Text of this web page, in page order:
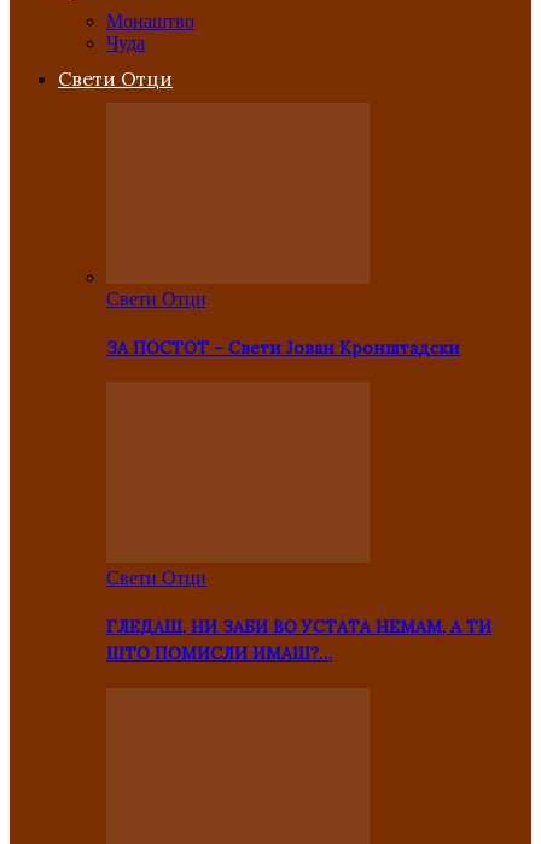
Монаштво
Чуда
Свети Отци
Свети Отци
ЗА ПОСТОТ – Свети Јован Кронштадски
Свети Отци
ГЛЕДАШ, НИ ЗАБИ ВО УСТАТА НЕМАМ, А ТИ
ШТО ПОМИСЛИ ИМАШ?…